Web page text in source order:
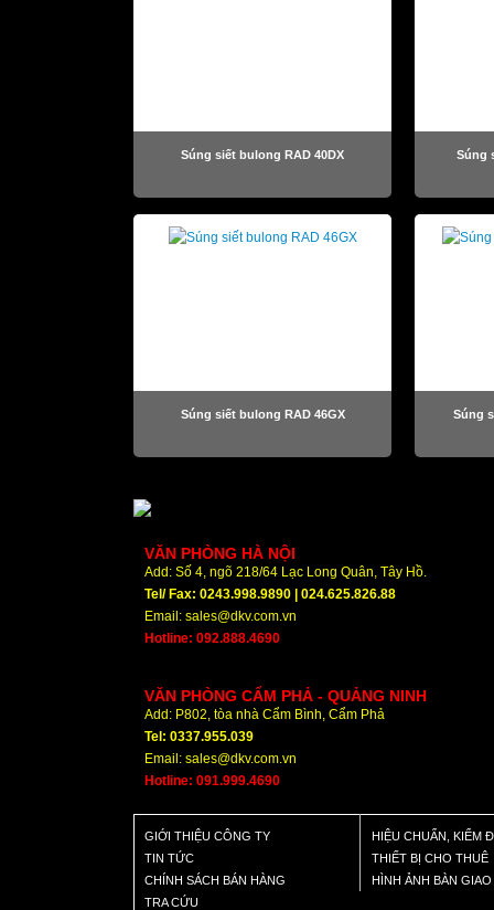
Súng siết bulong RAD 40DX Súng
Súng siết bulong RAD 46GX Súng
VĂN PHÒNG HÀ NỘI
Add: Số 4, ngõ 218/64 Lạc Long Quân, Tây Hồ.
Tel/ Fax: 0243.998.9890 | 024.625.826.88
Email: sales@dkv.com.vn
Hotline: 092.888.4690
VĂN PHÒNG CẨM PHẢ - QUẢNG NINH
Add: P802, tòa nhà Cẩm Bình, Cẩm Phả
Tel: 0337.955.039
Email: sales@dkv.com.vn
Hotline: 091.999.4690
GIỚI THIỆU CÔNG TY
TIN TỨC
CHÍNH SÁCH BÁN HÀNG
TRA CỨU
HIỆU CHUẨN, KIỂM
THIẾT BỊ CHO THUÊ
HÌNH ẢNH BÀN